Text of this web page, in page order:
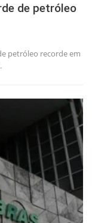
de petróleo
petróleo recorde em